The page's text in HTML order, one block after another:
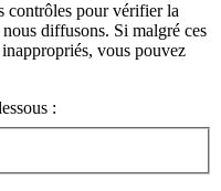
contrôles pour vérifier la
diffusons. Si malgré ces
vous pouvez
: